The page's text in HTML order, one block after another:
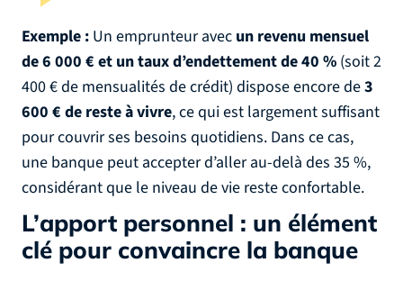
Exemple : Un emprunteur avec un revenu mensuel
de 6 000 € et un taux d’endettement de 40 % (soit 2
400 € de mensualités de crédit) dispose encore de3
600 € de reste à vivre, ce qui est largement suffisant
pour couvrir ses besoins quotidiens. Dans ce cas,
une banque peut accepter d’aller au-delà des 35 %,
considérant que le niveau de vie reste confortable.
L’apport personnel : un élément
clé pour convaincre la banque